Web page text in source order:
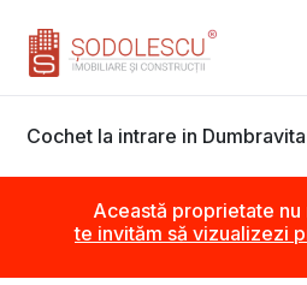
Cochet la intrare in Dumbravita
Această proprietate nu
te invităm să vizualizezi